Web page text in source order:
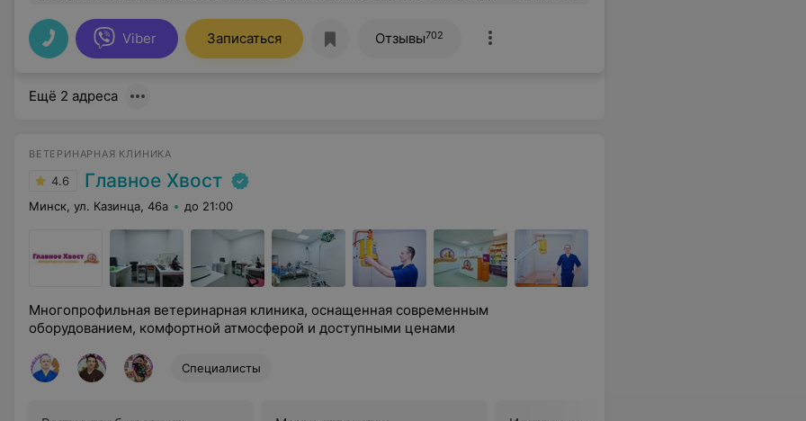
Viber Записаться Отзывы702
Ещё 2 адреса
ВЕТЕРИНАРНАЯ КЛИНИКА
4.6 Главное Хвост
Минск, ул. Казинца, 46а до 21:00
Многопрофильная ветеринарная клиника, оснащенная современным
оборудованием, комфортной атмосферой и доступными ценами
Специалисты